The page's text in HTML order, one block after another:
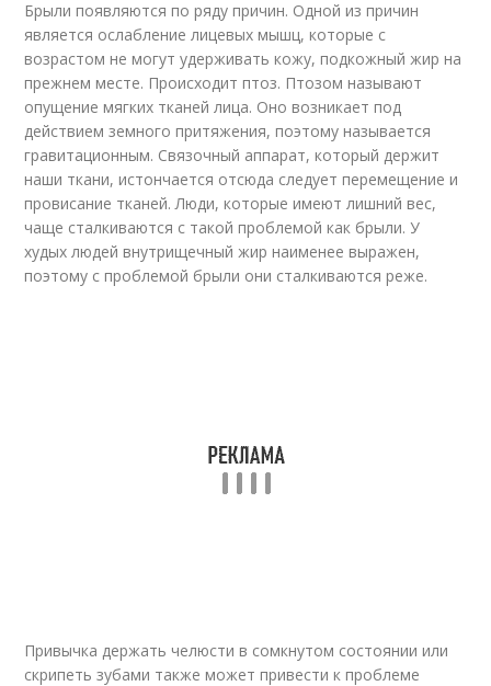
Брыли появляются по ряду причин. Одной из причин
является ослабление лицевых мышц, которые с
возрастом не могут удерживать кожу, подкожный жир на
прежнем месте. Происходит птоз. Птозом называют
опущение мягких тканей лица. Оно возникает под
действием земного притяжения, поэтому называется
гравитационным. Связочный аппарат, который держит
наши ткани, истончается отсюда следует перемещение и
провисание тканей. Люди, которые имеют лишний вес,
чаще сталкиваются с такой проблемой как брыли. У
худых людей внутрищечный жир наименее выражен,
поэтому с проблемой брыли они сталкиваются реже.
Привычка держать челюсти в сомкнутом состоянии или
скрипеть зубами также может привести к проблеме